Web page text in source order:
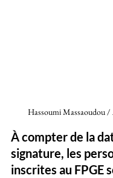
Hassoumi Massaoudou
À compter de la
signature, les
inscrites au FPGE